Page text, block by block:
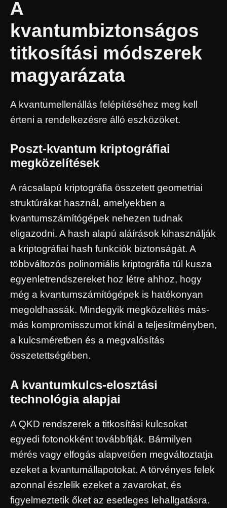
A
kvantumbiztonságos
titkosítási módszerek
magyarázata
A kvantumellenállás felépítéséhez meg kell
érteni a rendelkezésre álló eszközöket.
Poszt-kvantum kriptográfiai
megközelítések
A rácsalapú kriptográfia összetett geometriai
struktúrákat használ, amelyekben a
kvantumszámítógépek nehezen tudnak
eligazodni. A hash alapú aláírások kihasználják
a kriptográfiai hash funkciók biztonságát. A
többváltozós polinomiális kriptográfia túl kusza
egyenletrendszereket hoz létre ahhoz, hogy
még a kvantumszámítógépek is hatékonyan
megoldhassák. Mindegyik megközelítés más-
más kompromisszumot kínál a teljesítményben,
a kulcsméretben és a megvalósítás
összetettségében.
A kvantumkulcs-elosztási
technológia alapjai
A QKD rendszerek a titkosítási kulcsokat
egyedi fotonokként továbbítják. Bármilyen
mérés vagy elfogás alapvetően megváltoztatja
ezeket a kvantumállapotokat. A törvényes felek
azonnal észlelik ezeket a zavarokat, és
figyelmeztetik őket az esetleges lehallgatásra.